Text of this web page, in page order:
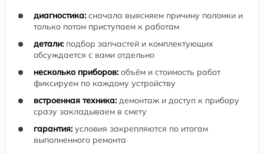
диагностика: сначала выясняем причину поломки и
только потом приступаем к работам
детали: подбор запчастей и комплектующих
обсуждается с вами отдельно
несколько приборов: объём и стоимость работ
фиксируем по каждому устройству
встроенная техника: демонтаж и доступ к прибору
сразу закладываем в смету
гарантия: условия закрепляются по итогам
выполненного ремонта